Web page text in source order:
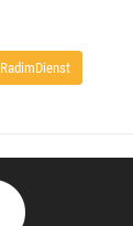
RadimDienst